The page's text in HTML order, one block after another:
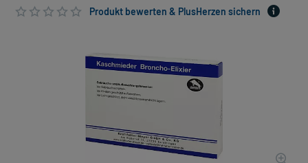
Produkt bewerten & PlusHerzen sichern